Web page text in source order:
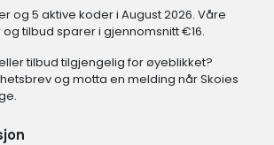
og 5 aktive koder i August 2026. Våre
tilbud sparer i gjennomsnitt €16.
tilbud tilgjengelig for øyeblikket?
og motta en melding når Skoies